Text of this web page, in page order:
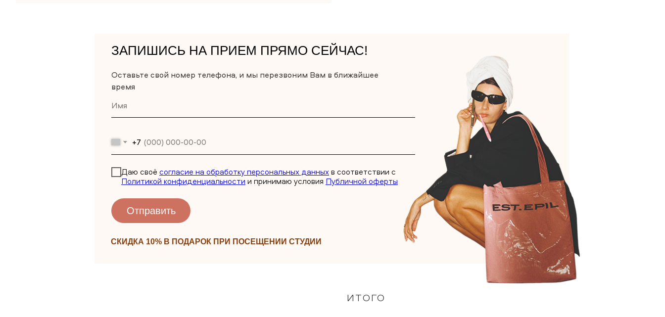
ИТОГО
ЗАПИШИСЬ НА ПРИЕМ ПРЯМО СЕЙЧАС!
СКИДКА 10% В ПОДАРОК ПРИ ПОСЕЩЕНИИ СТУДИИ
Оставьте свой номер телефона, и мы перезвоним Вам в ближайшее
время
+7
Даю своё согласие на обработку персональных данныхв соответствии с
Политикой конфиденциальности и принимаю условия Публичной оферты
Отправить